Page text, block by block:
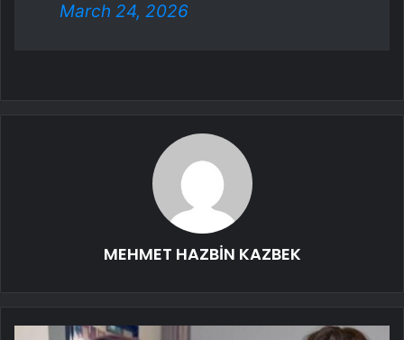
March 24, 2026
MEHMET HAZBİN KAZBEK